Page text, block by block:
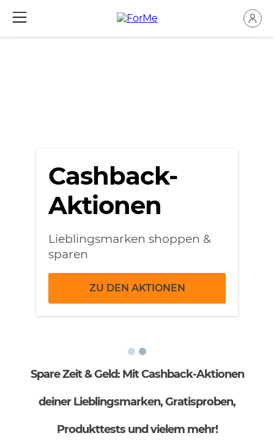
Cashback-
Aktionen
Lieblingsmarken shoppen &
sparen
ZU DEN AKTIONEN
Spare Zeit & Geld: Mit Cashback-Aktionen
deiner Lieblingsmarken, Gratisproben,
Produkttests und vielem mehr!